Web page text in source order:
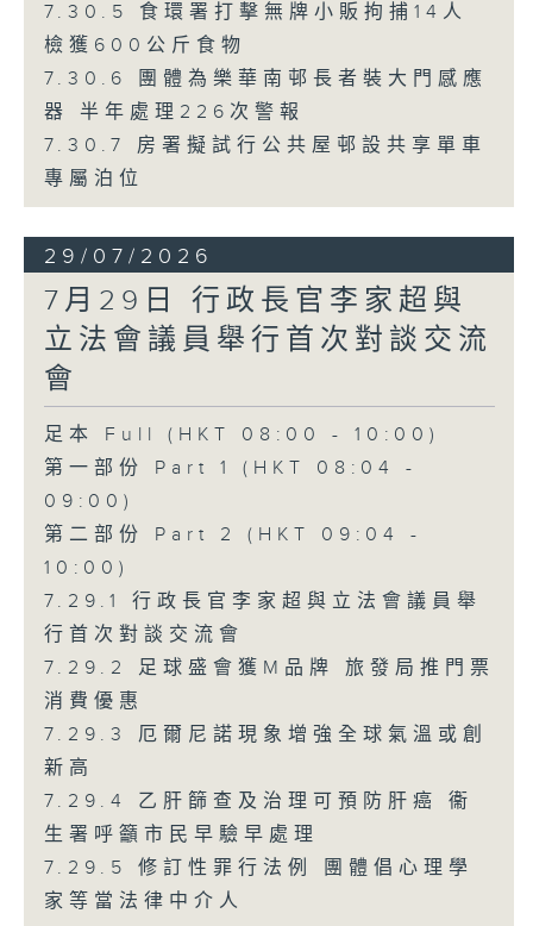
7.30.5 食環署打擊無牌小販拘捕14人
檢獲600公斤食物
7.30.6 團體為樂華南邨長者裝大門感應
器 半年處理226次警報
7.30.7 房署擬試行公共屋邨設共享單車
專屬泊位
29/07/2026
7月29日 行政長官李家超與
立法會議員舉行首次對談交流
會
足本 Full (HKT 08:00 - 10:00)
第一部份 Part 1 (HKT 08:04 -
09:00)
第二部份 Part 2 (HKT 09:04 -
10:00)
7.29.1 行政長官李家超與立法會議員舉
行首次對談交流會
7.29.2 足球盛會獲M品牌 旅發局推門票
消費優惠
7.29.3 厄爾尼諾現象增強全球氣溫或創
新高
7.29.4 乙肝篩查及治理可預防肝癌 衞
生署呼籲市民早驗早處理
7.29.5 修訂性罪行法例 團體倡心理學
家等當法律中介人